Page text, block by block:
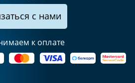
с нами
к оплате